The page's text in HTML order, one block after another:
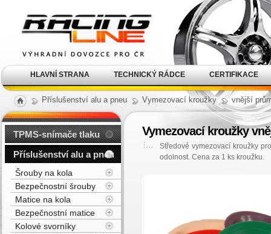
Příslušenství alu a pneu Vymezovací kroužky vnější
Vymezovací kroužky
Středové vymezovací kroužky
odolnost. Cena za 1 ks kroužku.
TPMS-snímače tlaku
Příslušenství alu a pneu
Šrouby na kola
Bezpečnostní šrouby
Matice na kola
Bezpečnostní matice
Kolové svorníky
kola Racing Line
HLAVNÍ STRANA TECHNICKÝ RÁDCE CERTIFIKACE